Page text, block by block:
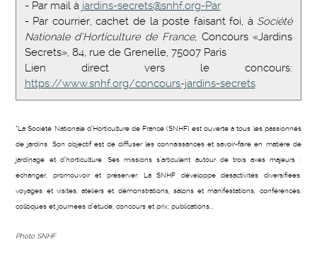
- Par mail à jardins-secrets@snhf.org-Par
- Par courrier, cachet de la poste faisant foi, à Société
Nationale d’Horticulture de France, Concours «Jardins
Secrets», 84, rue de Grenelle, 75007 Paris
Lien direct vers le concours:
https://www.snhf.org/concours-jardins-secrets
*La Société Nationale d’Horticulture de France (SNHF) est ouverte à tous les passionnés
de jardins. Son objectif est de diffuser les connaissances et savoir-faire en matière de
jardinage et d’horticulture. Ses missions s’articulent autour de trois axes majeurs :
échanger, promouvoir et préserver. La SNHF développe desactivités diversifiées:
voyages et visites, ateliers et démonstrations, salons et manifestations, conférences,
colloques et journées d’étude, concours et prix, publications...
Photo SNHF